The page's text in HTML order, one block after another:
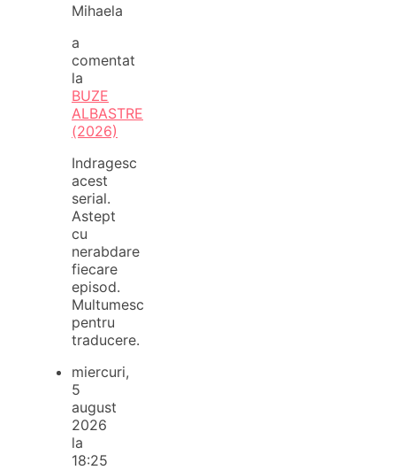
Mihaela
a
comentat
la
BUZE
ALBASTRE
(2026)
Indragesc
acest
serial.
Astept
cu
nerabdare
fiecare
episod.
Multumesc
pentru
traducere.
miercuri,
5
august
2026
la
18:25